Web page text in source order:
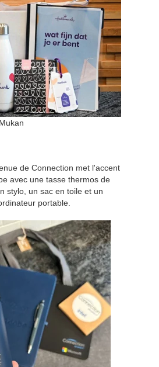
de Connection met l'accent
avec une tasse thermos de
stylo, un sac en toile et un
portable.